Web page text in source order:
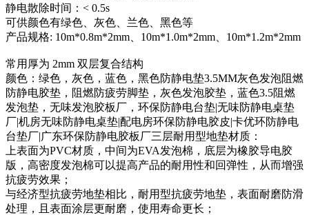
静电散除时间：< 0.5s
可供颜色有绿色、灰色、兰色、黑色等
产品规格: 10m*0.8m*2mm、10m*1.0m*2mm、10m*1.2m*2mm
常用厚为 2mm 双层复合结构
颜色：绿色，灰色，蓝色，黑色防静电垫3.5MM灰色发泡阻燃
防静电胶垫，阻燃防疲劳脚垫，灰色发泡胶垫，蓝色3.5阻燃
发泡垫，无味发泡胶板厂，环保防静电台垫|无味防静电桌垫
厂|机房无味防静电桌垫|配电房环保防静电胶皮|卡优环防静电
台垫厂|广东环保防静电胶板厂三层耐用型地垫材质：
上表面为PVC材质，中间为EVA发泡棉，底层为橡胶导电胶
版，高密度发泡棉可以提高产品的耐用性和回弹性，从而增强
抗疲劳效果；
与经济型抗疲劳地垫相比，耐用型抗疲劳地垫，表面耐磨防滑
处理，且表面涂层更耐磨，使用寿命更长；